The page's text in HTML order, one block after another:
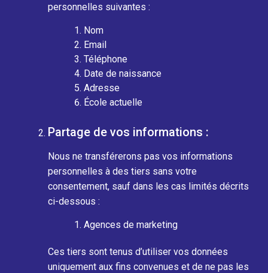
personnelles suivantes :
Nom
Email
Téléphone
Date de naissance
Adresse
École actuelle
Partage de vos informations :
Nous ne transférerons pas vos informations
personnelles à des tiers sans votre
consentement, sauf dans les cas limités décrits
ci-dessous :
Agences de marketing
Ces tiers sont tenus d’utiliser vos données
uniquement aux fins convenues et de ne pas les